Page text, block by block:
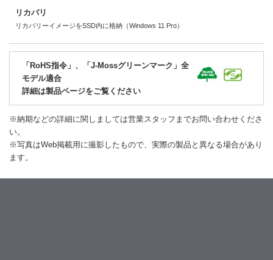
リカバリ
リカバリーイメージをSSD内に格納（Windows 11 Pro）
「RoHS指令」、「J-Mossグリーンマーク」全
モデル適合
詳細は製品ページをご覧ください
※納期などの詳細に関しましては営業スタッフまでお問い合わせくださ
い。
※写真はWeb掲載用に撮影したもので、実際の製品と異なる場合があり
ます。